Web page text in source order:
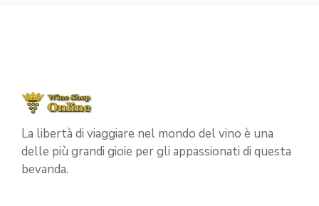
La libertà di viaggiare nel mondo del vino è una
delle più grandi gioie per gli appassionati di questa
bevanda.